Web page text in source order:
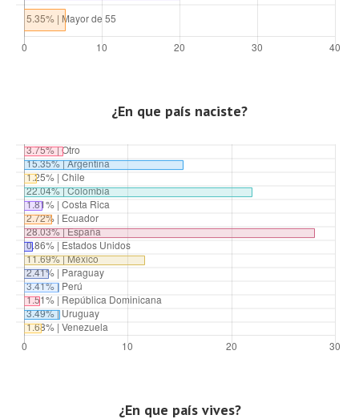
¿En que país naciste?
¿En que país vives?